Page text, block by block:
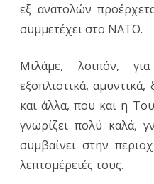
εξ ανατολών
συμμετέχει στο ΝΑΤΟ.
Μιλάμε, λοιπόν,
εξοπλιστικά,
και άλλα, που και η
γνωρίζει πολύ καλά,
συμβαίνει στην
λεπτομέρειές τους.